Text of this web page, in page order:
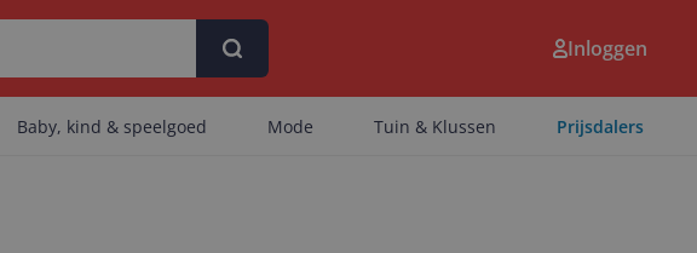
Inloggen
Baby, kind & speelgoed Mode Tuin & Klussen Prijsdalers